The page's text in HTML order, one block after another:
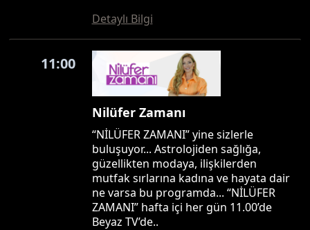
Detaylı Bilgi
11:00
Nilüfer Zamanı
“NİLÜFER ZAMANI” yine sizlerle
buluşuyor... Astrolojiden sağlığa,
güzellikten modaya, ilişkilerden
mutfak sırlarına kadına ve hayata dair
ne varsa bu programda... “NİLÜFER
ZAMANI” hafta içi her gün 11.00’de
Beyaz TV’de..